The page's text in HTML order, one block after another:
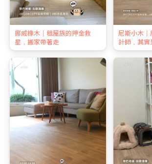
挪威橡木｜租屋族的押金救
星，搬家帶著走
尼斯小木
計師，其實